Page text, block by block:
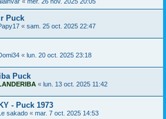
Puck
« sam. 25 oct. 2025 22:47
« lun. 20 oct. 2025 23:18
Puck
« lun. 13 oct. 2025 11:42
- Puck 1973
sakado « mar. 7 oct. 2025 14:53